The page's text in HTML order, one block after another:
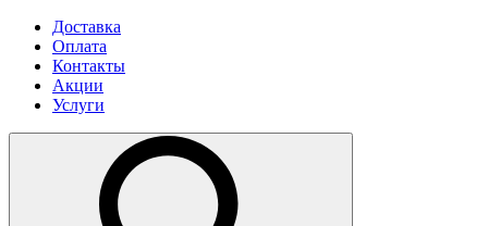
Доставка
Оплата
Контакты
Акции
Услуги